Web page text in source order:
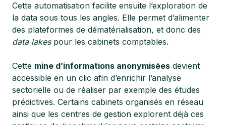
Cette automatisation facilite ensuite l’exploration de
la data sous tous les angles. Elle permet d’alimenter
des plateformes de dématérialisation, et donc des
data lakespour les cabinets comptables.
Cette mine d’informations anonymisées devient
accessible en un clic afin d’enrichir l’analyse
sectorielle ou de réaliser par exemple des études
prédictives. Certains cabinets organisés en réseau
ainsi que les centres de gestion explorent déjà ces